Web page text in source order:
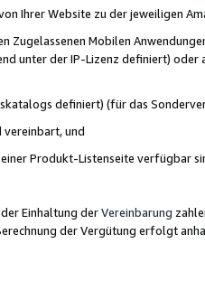
Ihrer Website zu der jeweiligen
Mobilen
unter der IP-Lizenz definiert)
definiert) (für das
vereinbart, und
Produkt-Listenseite verfügbar
Einhaltung derVereinbarung
der Vergütung erfolgt